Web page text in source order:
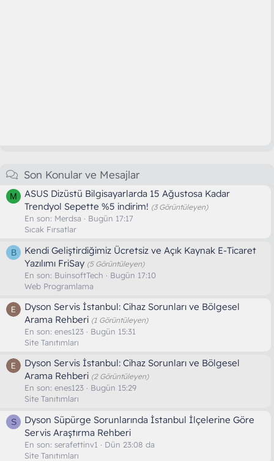
Son Konular ve Mesajlar
M
ASUS Dizüstü Bilgisayarlarda 15 Ağustosa Kadar
Trendyol Sepette %5 indirim! (3 Görüntüleyen)
En son: Merdsa
Bugün 17:17
Sıcak Fırsatlar
B
Kendi Geliştirdiğimiz Ücretsiz ve Açık Kaynak E-Ticaret
Yazılımı FriSay (5 Görüntüleyen)
En son: BuinsoftTech
Bugün 17:10
Web Programlama
Dyson Servis İstanbul: Cihaz Sorunları ve Bölgesel
Arama Rehberi (1 Görüntüleyen)
En son: enes123
Bugün 15:31
Site Tanıtımları
Dyson Servis İstanbul: Cihaz Sorunları ve Bölgesel
Arama Rehberi (2 Görüntüleyen)
En son: enes123
Bugün 15:29
Site Tanıtımları
S
Dyson Süpürge Sorunlarında İstanbul İlçelerine Göre
Servis Araştırma Rehberi
En son: serafettinv1
Dün 23:08 da
Site Tanıtımları